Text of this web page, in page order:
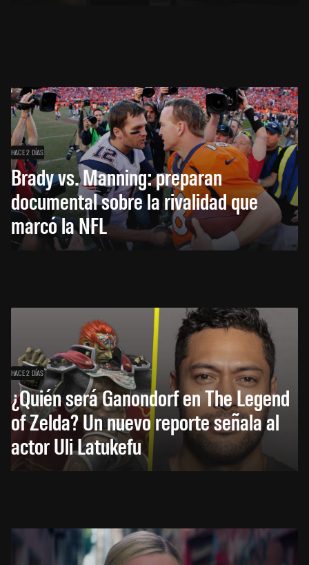
HACE 2 DÍAS
Brady vs. Manning: preparan
documental sobre la rivalidad que
marcó la NFL
HACE 2 DÍAS
¿Quién será Ganondorf en The Legend
of Zelda? Un nuevo reporte señala al
actor Uli Latukefu